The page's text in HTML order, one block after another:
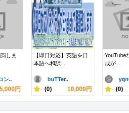
しま
ン..
5,000円
【即日対応】英語を日
本語へ和訳...
buTTer..
- (0) 10,000円
YouTube
成が...
- (0)